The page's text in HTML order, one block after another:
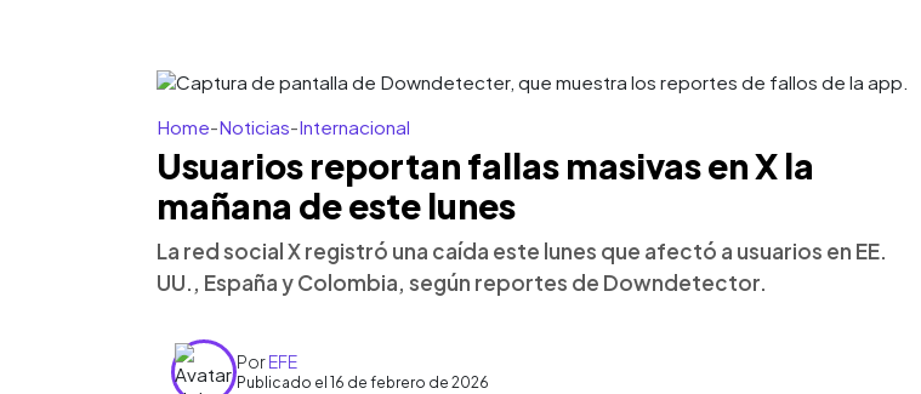
Home-Noticias-Internacional
Usuarios reportan fallas masivas en X la
mañana de este lunes
La red social X registró una caída este lunes que afectó a usuarios en EE.
UU., España y Colombia, según reportes de Downdetector.
PorEFE
Publicado el 16 de febrero de 2026